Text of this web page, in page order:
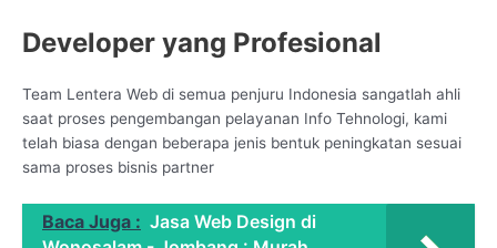
Developer yang Profesional
Team Lentera Web di semua penjuru Indonesia sangatlah ahli
saat proses pengembangan pelayanan Info Tehnologi, kami
telah biasa dengan beberapa jenis bentuk peningkatan sesuai
sama proses bisnis partner
Baca Juga : Jasa Web Design di